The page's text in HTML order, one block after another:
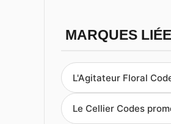
MARQUES
L'Agitateur Floral
Le Cellier Codes